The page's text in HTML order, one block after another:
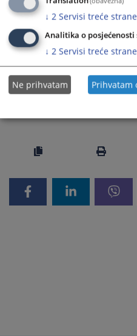
12.4.2024. godine
Uputstvo za
Uputstvo za
Uputstvo za
↓ 2 Servisi treće strane
Analitika o posjećenosti
↓ 2 Servisi treće strane
Ne prihvatam Prihvatam